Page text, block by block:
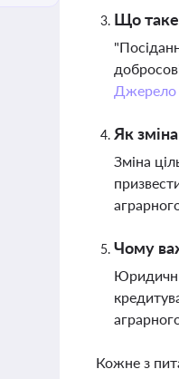
Що таке
Джерело
Як
Зміна
Чому
Кожне з